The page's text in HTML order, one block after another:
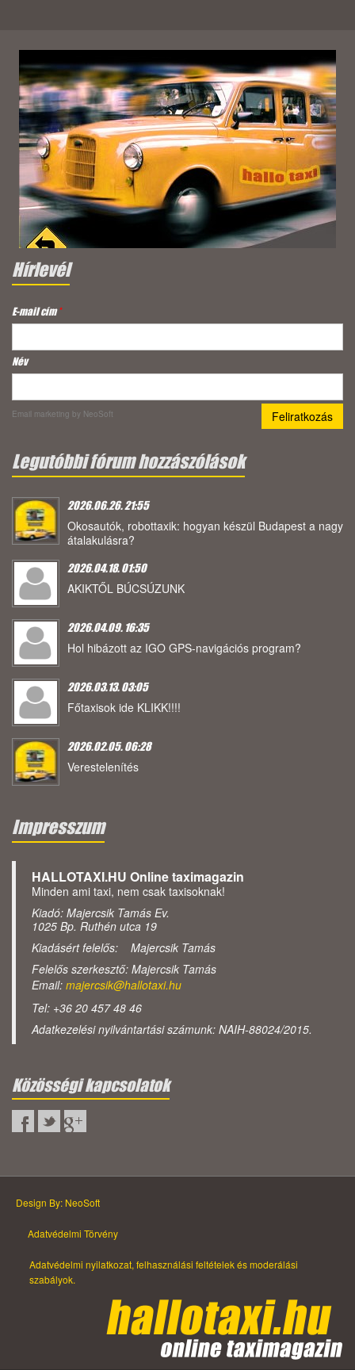
Hírlevél
E-mail cím*
Név
Email marketing by NeoSoft
Legutóbbi fórum hozzászólások
2026.06.26. 21:55
Okosautók, robottaxik: hogyan készül Budapest a nagy
átalakulásra?
2026.04.18. 01:50
AKIKTŐL BÚCSÚZUNK
2026.04.09. 16:35
Hol hibázott az IGO GPS-navigációs program?
2026.03.13. 03:05
Főtaxisok ide KLIKK!!!!
2026.02.05. 06:28
Verestelenítés
Impresszum
HALLOTAXI.HU Online taximagazin
Minden ami taxi, nem csak taxisoknak!
Kiadó: Majercsik Tamás Ev.
1025 Bp. Ruthén utca 19
Kiadásért felelős: Majercsik Tamás
Felelős szerkesztő: Majercsik Tamás
Email: majercsik@hallotaxi.hu
Tel: +36 20 457 48 46
Adatkezelési nyilvántartási számunk: NAIH-88024/2015.
Közösségi kapcsolatok
Design By: NeoSoft
Adatvédelmi Törvény
Adatvédelmi nyilatkozat, felhasználási feltételek és moderálási
szabályok.